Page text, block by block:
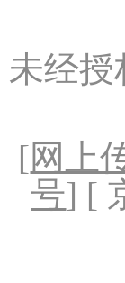
未经
[网上
号] [